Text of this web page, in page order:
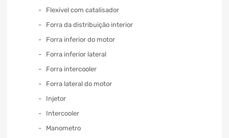
Flexivel com catalisador
Forra da distribuição interior
Forra inferior do motor
Forra inferior lateral
Forra intercooler
Forra lateral do motor
Injetor
Intercooler
Manometro